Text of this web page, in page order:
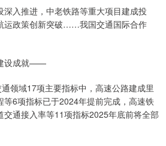
入推进，中老铁路等重大项目建成投
运政策创新突破……我国交通国际合作
设成就——
领域17项主要指标中，高速公路建成里
等6项指标已于2024年提前完成，高速铁
交通接入率等11项指标2025年底前将全部